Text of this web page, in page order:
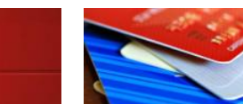
mellett áll ki! Egyre többször tapasztalhatjuk,
hogy különféle elektronikai hibák miatt
meghiúsulnak a kártyás fizetési tranzakciók.